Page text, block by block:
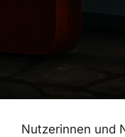
Nutzerinnen und